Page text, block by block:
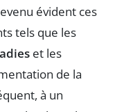
évident ces
tels que les
et les
de la
à un